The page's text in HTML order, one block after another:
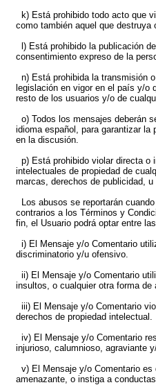
k) Está prohibido todo acto que
como también aquel que destruya
l) Está prohibido la publicación
consentimiento expreso de la
n) Está prohibida la transmisión
legislación en vigor en el país y/o
resto de los usuarios y/o de
o) Todos los mensajes deberán
idioma español, para garantizar la
en la discusión.
p) Está prohibido violar directa o
intelectuales de propiedad de
marcas, derechos de publicidad,
Los abusos se reportarán
contrarios a los Términos y
fin, el Usuario podrá optar entre
i) El Mensaje y/o Comentario
discriminatorio y/u ofensivo.
ii) El Mensaje y/o Comentario
insultos, o cualquier otra forma de
iii) El Mensaje y/o Comentario
derechos de propiedad intelectual.
iv) El Mensaje y/o Comentario
injurioso, calumnioso, agraviante
v) El Mensaje y/o Comentario
amenazante, o instiga a